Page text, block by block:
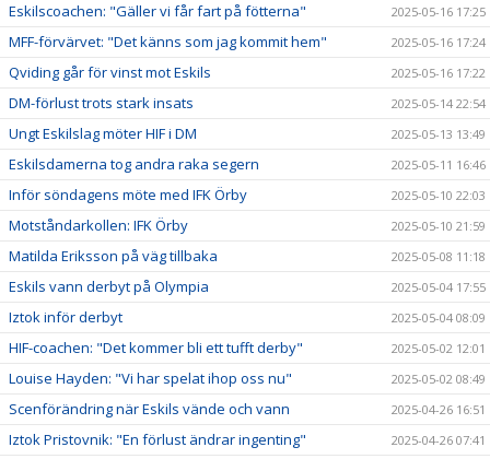
Eskilscoachen: "Gäller vi får fart på fötterna" 2025-05-16 17:25
MFF-förvärvet: "Det känns som jag kommit hem" 2025-05-16 17:24
Qviding går för vinst mot Eskils 2025-05-16 17:22
DM-förlust trots stark insats 2025-05-14 22:54
Ungt Eskilslag möter HIF i DM 2025-05-13 13:49
Eskilsdamerna tog andra raka segern 2025-05-11 16:46
Inför söndagens möte med IFK Örby 2025-05-10 22:03
Motståndarkollen: IFK Örby 2025-05-10 21:59
Matilda Eriksson på väg tillbaka 2025-05-08 11:18
Eskils vann derbyt på Olympia 2025-05-04 17:55
Iztok inför derbyt 2025-05-04 08:09
HIF-coachen: "Det kommer bli ett tufft derby" 2025-05-02 12:01
Louise Hayden: "Vi har spelat ihop oss nu" 2025-05-02 08:49
Scenförändring när Eskils vände och vann 2025-04-26 16:51
Iztok Pristovnik: "En förlust ändrar ingenting" 2025-04-26 07:41